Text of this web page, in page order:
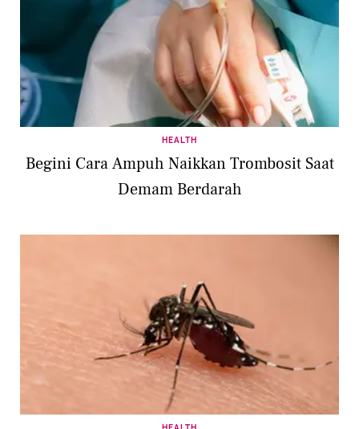
HEALTH
Begini Cara Ampuh Naikkan Trombosit Saat
Demam Berdarah